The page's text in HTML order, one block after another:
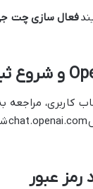
فعال سازی چت
chat.openai.com